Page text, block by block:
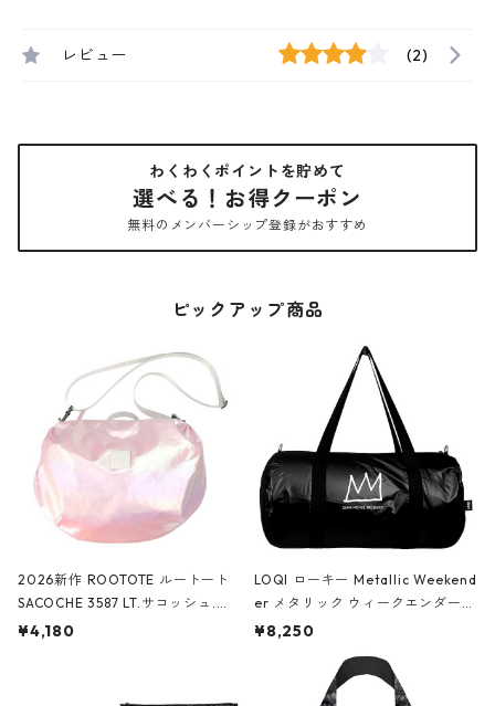
レビュー (2)
わくわくポイントを貯めて
選べる！お得クーポン
無料のメンバーシップ登録がおすすめ
ピックアップ商品
2026新作 ROOTOTE ルートート
SACOCHE 3587 LT.サコッシュ.ル
ミエ-B ショルダーバッグ グロスピ
¥4,180
LOQI ローキー Metallic Weekend
er メタリック ウィークエンダー
ボストンバッグ ショルダーバッグ
Black ジャン=ミッシェル・バスキ
ア/クラウン ブラック
¥8,250